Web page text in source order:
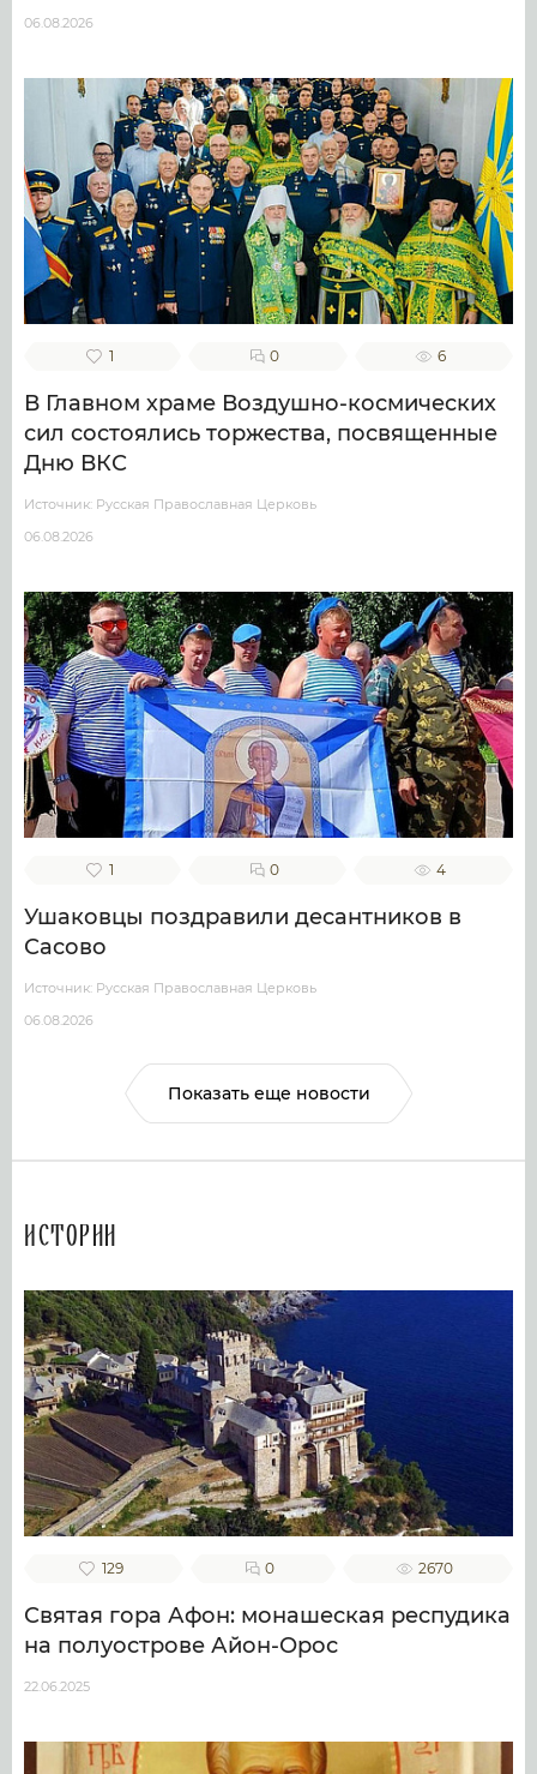
06.08.2026
1 0 6
В Главном храме Воздушно-космических
сил состоялись торжества, посвященные
Дню ВКС
Источник: Русская Православная Церковь
06.08.2026
1 0 4
Ушаковцы поздравили десантников в
Сасово
Источник: Русская Православная Церковь
06.08.2026
Показать еще новости
Истории
129 0 2670
Святая гора Афон: монашеская респудика
на полуострове Айон-Орос
22.06.2025